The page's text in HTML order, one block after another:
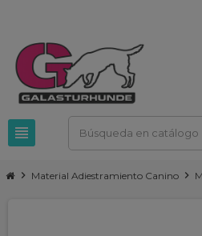
view_headline
chevron_right Material Adiestramiento Canino chevron_right